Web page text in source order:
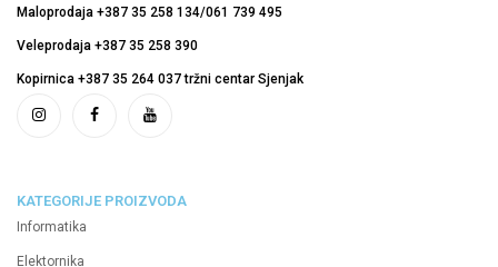
Maloprodaja +387 35 258 134/061 739 495
Veleprodaja +387 35 258 390
Kopirnica +387 35 264 037 tržni centar Sjenjak
KATEGORIJE PROIZVODA
Informatika
Elektornika